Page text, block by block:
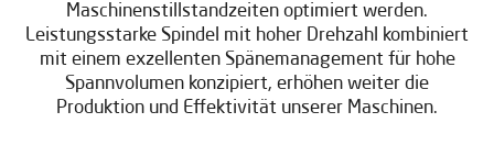
Maschinenstillstandzeiten optimiert werden.
Leistungsstarke Spindel mit hoher Drehzahl kombiniert
mit einem exzellenten Spänemanagement für hohe
Spannvolumen konzipiert, erhöhen weiter die
Produktion und Effektivität unserer Maschinen.